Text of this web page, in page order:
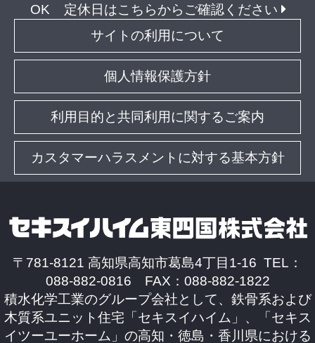
OK
定休日はこちらからご確認ください
サイトの利用について
個人情報保護方針
利用目的と共同利用に関するご案内
カスタマーハラスメントに対する基本方針
〒781-8121 高知県高知市葛島4丁目1-16 TEL：
088-882-0816 FAX：088-882-1822
積水化学工業のグループ会社として、鉄骨系および
木質系ユニット住宅「セキスイハイム」、「セキス
イツーユーホーム」の高知・徳島・香川県における